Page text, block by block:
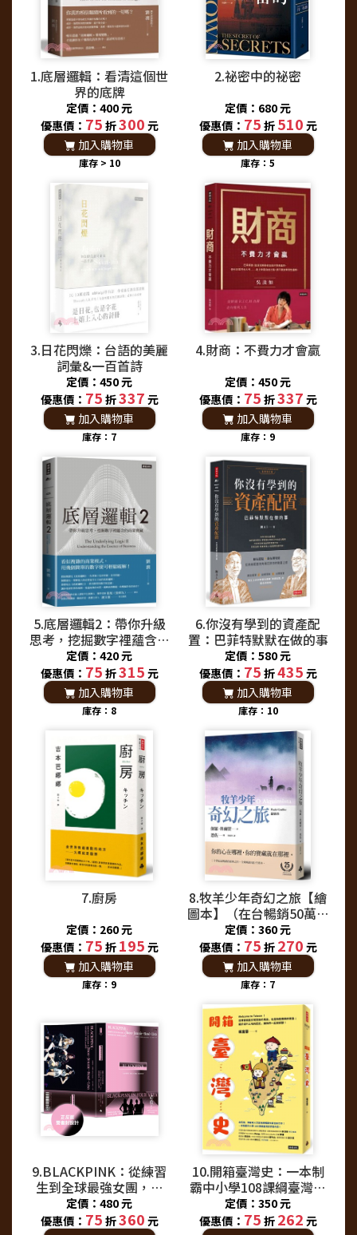
1.底層邏輯：看清這個世
界的底牌
定價：400 元
優惠價： 75 折300 元
加入購物車
庫存 > 10
2.祕密中的祕密
定價：680 元
優惠價： 75 折 510 元
加入購物車
庫存：5
3.日花閃爍：台語的美麗
詞彙&一百首詩
定價：450 元
優惠價： 75 折337 元
加入購物車
庫存：7
4.財商：不費力才會贏
定價：450 元
優惠價： 75 折337 元
加入購物車
庫存：9
5.底層邏輯2：帶你升級
思考，挖掘數字裡蘊含的
商業寶藏
定價：420 元
優惠價： 75 折315 元
加入購物車
庫存：8
6.你沒有學到的資產配
置：巴菲特默默在做的事
定價：580 元
優惠價： 75 折435 元
加入購物車
庫存：10
7.廚房
定價：260 元
優惠價： 75 折 195 元
加入購物車
庫存：9
8.牧羊少年奇幻之旅【繪
圖本】（在台暢銷50萬冊
紀念版）
定價：360 元
優惠價： 75 折 270 元
加入購物車
庫存：7
9.BLACKPINK：從練習
生到全球最強女團，看
Jisoo、Jennie、Rosé、
Lisa 如何征服世界，創造
定價：480 元
優惠價： 75 折360 元
10.開箱臺灣史：一本制
霸中小學108課綱臺灣史
學習內容！
定價：350 元
優惠價： 75 折 262 元